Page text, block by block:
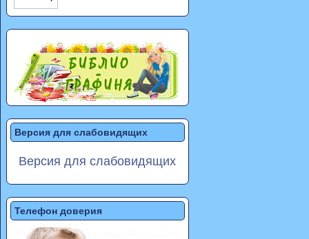
Версия для слабовидящих
Версия для слабовидящих
Телефон доверия